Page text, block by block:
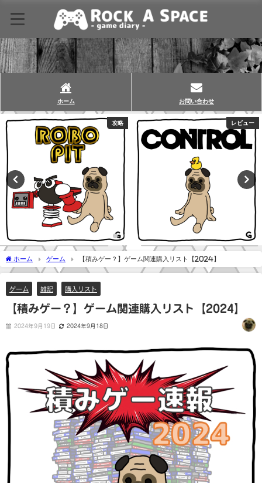
ホーム お問い合わせ
攻略 レビュー
ホーム ゲーム 【積みゲー？】ゲーム関連購入リスト【2024】
ゲーム 雑記 購入リスト
【積みゲー？】ゲーム関連購入リスト【2024】
2024年9月19日 2024年9月18日